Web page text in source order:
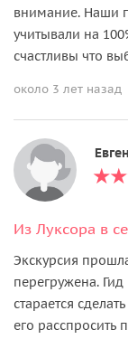
внимание. Наши
учитывали на
счастливы что
около 3 лет назад
Из Луксора в
Экскурсия
перегружена.
старается
его расспросить